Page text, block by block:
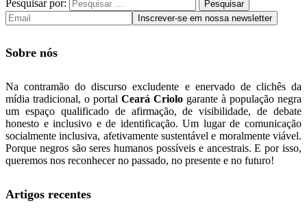
Pesquisar por:
Sobre nós
Na contramão do discurso excludente e enervado de clichês da
mídia tradicional, o portal Ceará Criolo garante à população negra
um espaço qualificado de afirmação, de visibilidade, de debate
honesto e inclusivo e de identificação. Um lugar de comunicação
socialmente inclusiva, afetivamente sustentável e moralmente viável.
Porque negros são seres humanos possíveis e ancestrais. E por isso,
queremos nos reconhecer no passado, no presente e no futuro!
Artigos recentes